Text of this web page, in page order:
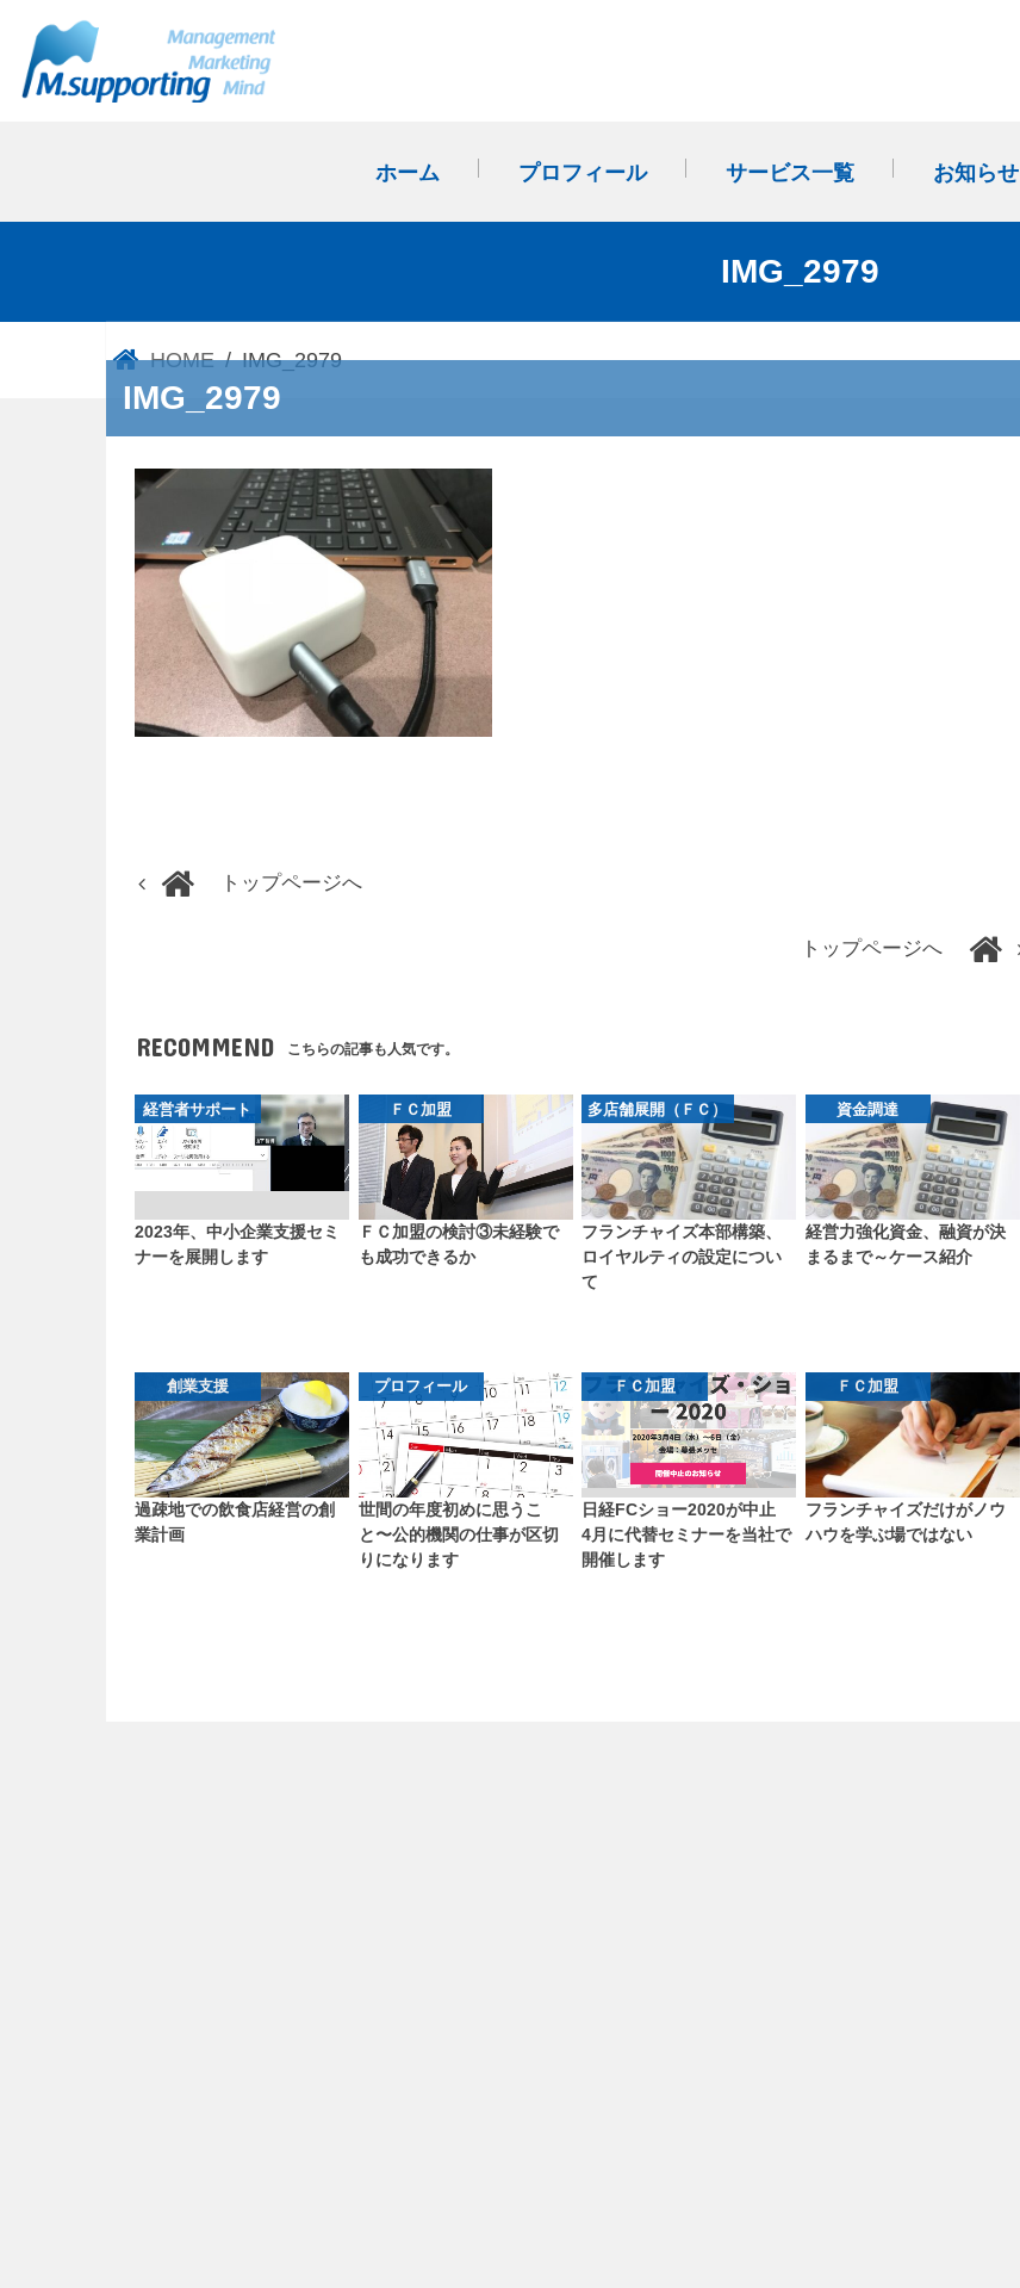
ホーム プロフィール サービス一覧
ら始まる「経営管理」
け）
ートナー)
お知らせ
IMG_2979
HOME IMG_2979
IMG_2979
トップページへ
トップページへ
RECOMMEND こちらの記事も人気です。
経営者サポート
2023年、中小企業支援セミ
ナーを展開します
ＦＣ加盟
ＦＣ加盟の検討③未経験で
も成功できるか
多店舗展開（ＦＣ）
フランチャイズ本部構築、
ロイヤルティの設定につい
て
資金調達
経営力強化資金、融資が決
まるまで～ケース紹介
創業支援
過疎地での飲食店経営の創
業計画
プロフィール
世間の年度初めに思うこ
と〜公的機関の仕事が区切
りになります
ＦＣ加盟
日経FCショー2020が中止
4月に代替セミナーを当社で
開催します
ＦＣ加盟
フランチャイズだけがノウ
ハウを学ぶ場ではない